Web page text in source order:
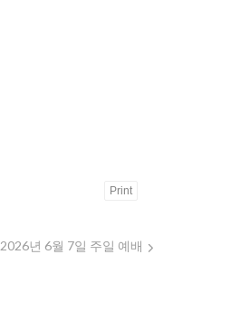
Print
2026년 6월 7일 주일 예배